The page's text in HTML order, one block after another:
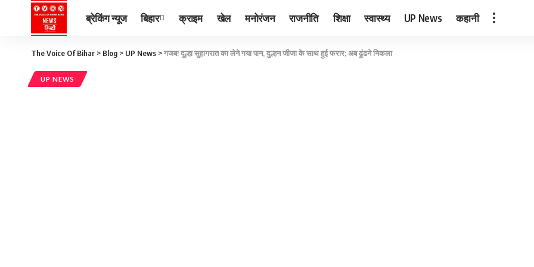
ब्रेकिंग न्यूज बिहार क्राइम खेल मनोरंजन राजनीति शिक्षा स्वास्थ्य UP News कहानी
The Voice Of Bihar > Blog > UP News >गजब! दूल्हा सुहागरात का लेने गया पान, दुल्हन जीजा के साथ हुई फरार; अब ढूंढने निकला
UP NEWS